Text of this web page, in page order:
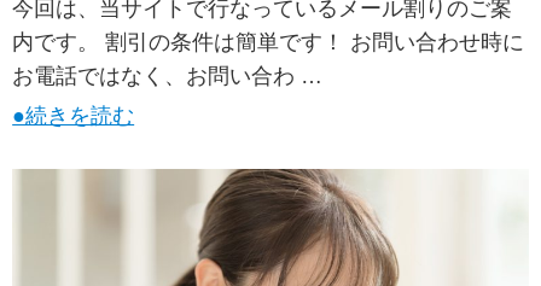
今回は、当サイトで行なっているメール割りのご案
内です。 割引の条件は簡単です！ お問い合わせ時に
お電話ではなく、お問い合わ …
●続きを読む